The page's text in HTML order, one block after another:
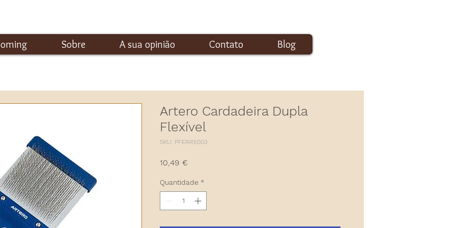
Sobre A sua opinião Contato Blog
Artero Cardadeira Dupla
Flexível
SKU: PFERR5003
10,49 €
Quantidade *